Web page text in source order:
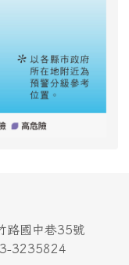
路國中巷35號
3235824